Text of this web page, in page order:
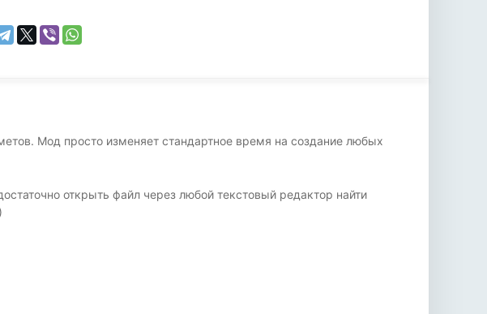
Мод просто изменяет стандартное время на создание любых
открыть файл через любой текстовый редактор найти